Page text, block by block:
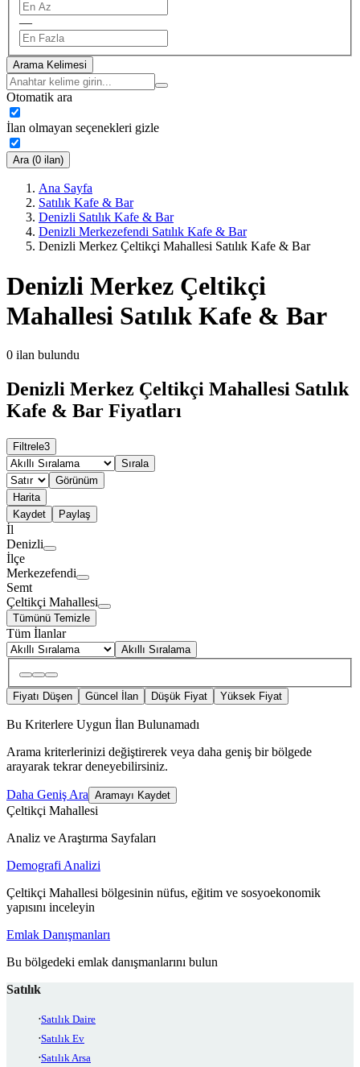
—
Arama Kelimesi
Otomatik ara
İlan olmayan seçenekleri gizle
Ara (0 ilan)
Ana Sayfa
Satılık Kafe & Bar
Denizli Satılık Kafe & Bar
Denizli Merkezefendi Satılık Kafe & Bar
Denizli Merkez Çeltikçi Mahallesi Satılık Kafe & Bar
Denizli Merkez Çeltikçi
Mahallesi Satılık Kafe & Bar
0 ilan bulundu
Denizli Merkez Çeltikçi Mahallesi Satılık
Kafe & Bar Fiyatları
Filtrele3
Sırala
Görünüm
Harita
Kaydet
Paylaş
İl
Denizli
İlçe
Merkezefendi
Semt
Çeltikçi Mahallesi
Tümünü Temizle
Tüm İlanlar
Akıllı Sıralama
Fiyatı Düşen Güncel İlan Düşük Fiyat Yüksek Fiyat
Bu Kriterlere Uygun İlan Bulunamadı
Arama kriterlerinizi değiştirerek veya daha geniş bir bölgede
arayarak tekrar deneyebilirsiniz.
Daha Geniş Ara Aramayı Kaydet
Çeltikçi Mahallesi
Analiz ve Araştırma Sayfaları
Demografi Analizi
Çeltikçi Mahallesi bölgesinin nüfus, eğitim ve sosyoekonomik
yapısını inceleyin
Emlak Danışmanları
Bu bölgedeki emlak danışmanlarını bulun
Satılık
Satılık Daire
Satılık Ev
Satılık Arsa